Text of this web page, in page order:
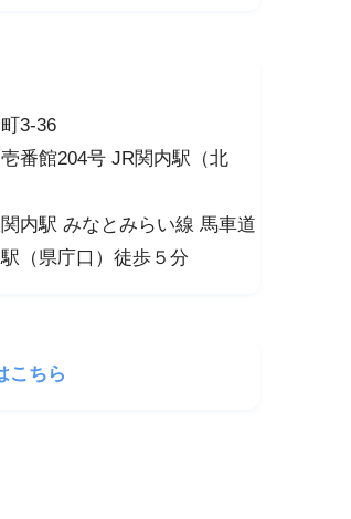
3-36
番館204号 JR関内駅（北
内駅 みなとみらい線 馬車道
（県庁口）徒歩５分
こちら